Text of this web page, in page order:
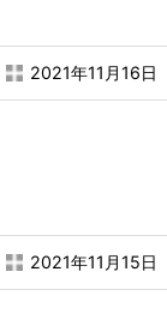
2021年11月16日
2021年11月15日